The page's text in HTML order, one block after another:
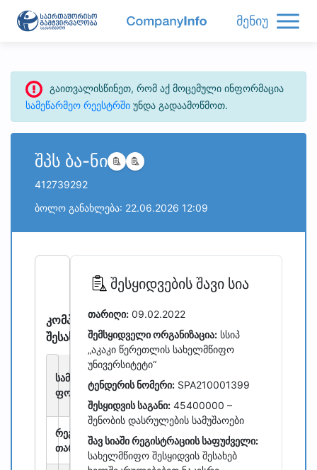
მენიუ
გაითვალისწინეთ, რომ აქ მოცემული ინფორმაცია
სამეწარმეო რეესტრში უნდა გადაამოწმოთ.
შპს ბა-ნი
412739292
ბოლო განახლება: 22.06.2026 12:09
კომპანიის
შესახებ
სამართლებრივი
ფორმა:
შეზღუდული
პასუხისმგებლობის
საზოგადოება
რეგისტრაციის
თარიღი:
17 ივლისი 2018
შესყიდვების შავი სია
თარიღი: 09.02.2022
შემსყიდველი ორგანიზაცია: სსიპ
„აკაკი წერეთლის სახელმწიფო
უნივერსიტეტი“
ტენდერის ნომერი: SPA210001399
შესყიდვის საგანი: 45400000 –
შენობის დასრულების სამუშაოები
შავ სიაში რეგისტრაციის საფუძველი:
სახელმწიფო შესყიდვის შესახებ